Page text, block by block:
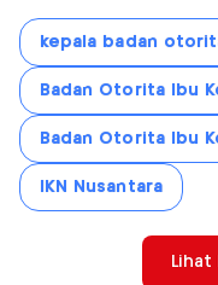
kepala badan
Badan Otorita Ibu
Badan Otorita Ibu
IKN Nusantara